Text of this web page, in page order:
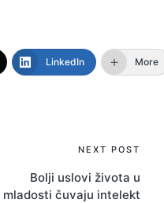
LinkedIn More
NEXT POST
Bolji uslovi života u
mladosti čuvaju intelekt